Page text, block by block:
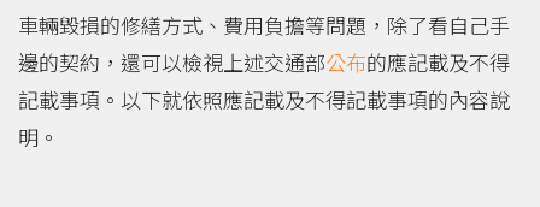
車輛毀損的修繕方式、費用負擔等問題，除了看自己手
邊的契約，還可以檢視上述交通部公布的應記載及不得
記載事項。以下就依照應記載及不得記載事項的內容說
明。